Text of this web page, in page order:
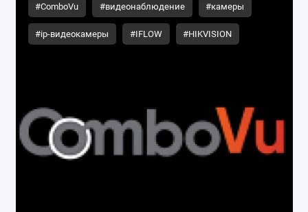
#ComboVu #видеонаблюдение #камеры
#ip-видеокамеры #IFLOW #HIKVISION